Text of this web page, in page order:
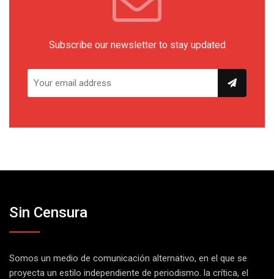
Subscribe our newsletter to stay updated
Sin Censura
Somos un medio de comunicación alternativo, en el que se
proyecta un estilo independiente de periodismo. la crítica, el